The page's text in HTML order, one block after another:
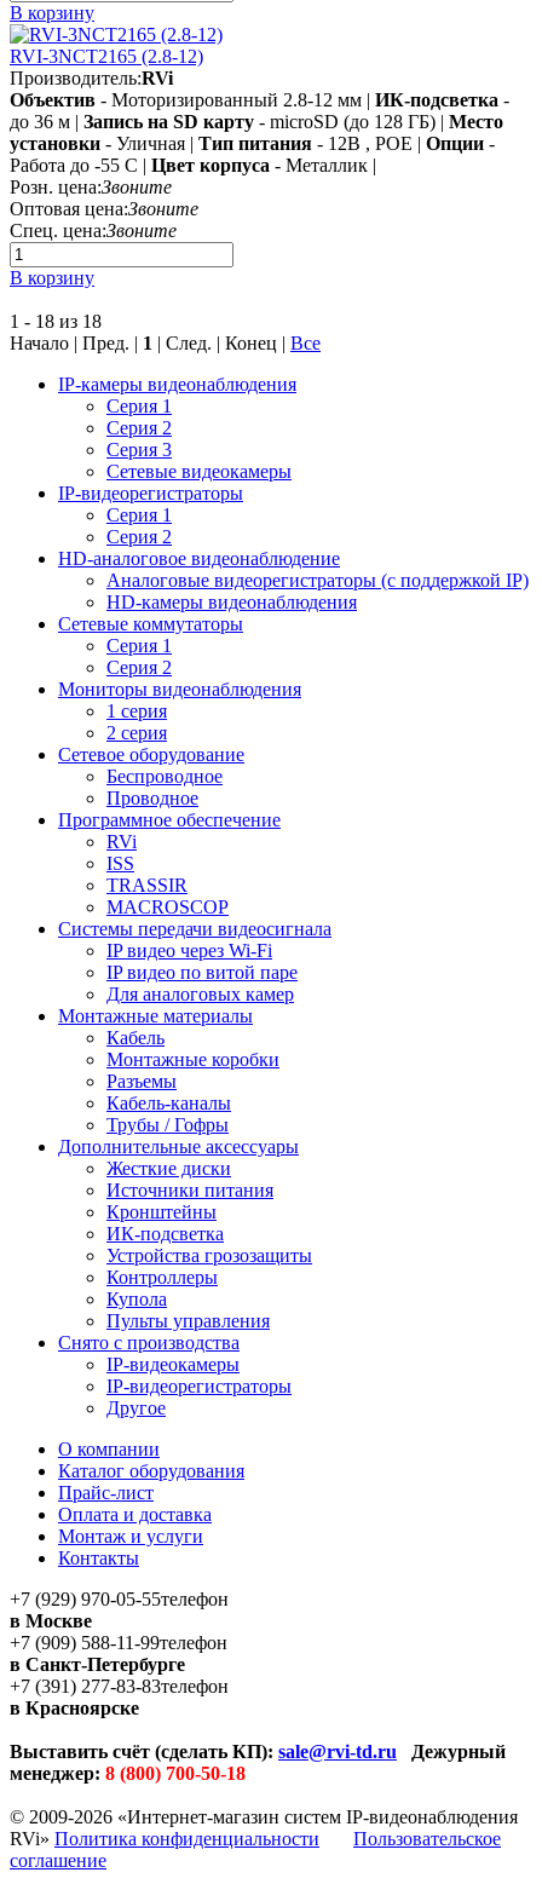
В корзину
RVI-3NCT2165 (2.8-12)
Производитель:RVi
Объектив - Моторизированный 2.8-12 мм | ИК-подсветка -
до 36 м | Запись на SD карту - microSD (до 128 ГБ) | Место
установки - Уличная | Тип питания - 12В , POE | Опции -
Работа до -55 C | Цвет корпуса - Металлик |
Розн. цена:Звоните
Оптовая цена:Звоните
Спец. цена:Звоните
В корзину
1 - 18 из 18
Начало | Пред. | 1 | След. | Конец | Все
IP-камеры видеонаблюдения
Серия 1
Серия 2
Серия 3
Сетевые видеокамеры
IP-видеорегистраторы
Серия 1
Серия 2
HD-аналоговое видеонаблюдение
Aналоговые видеорегистраторы (с поддержкой IP)
HD-камеры видеонаблюдения
Сетевые коммутаторы
Серия 1
Серия 2
Мониторы видеонаблюдения
1 серия
2 серия
Сетевое оборудование
Беспроводное
Проводное
Программное обеспечение
RVi
ISS
TRASSIR
MACROSCOP
Системы передачи видеосигнала
IP видео через Wi-Fi
IP видео по витой паре
Для аналоговых камер
Монтажные материалы
Кабель
Монтажные коробки
Разъемы
Кабель-каналы
Трубы / Гофры
Дополнительные аксессуары
Жесткие диски
Источники питания
Кронштейны
ИК-подсветка
Устройства грозозащиты
Контроллеры
Купола
Пульты управления
Снято с производства
IP-видеокамеры
IP-видеорегистраторы
Другое
О компании
Каталог оборудования
Прайс-лист
Оплата и доставка
Монтаж и услуги
Контакты
+7 (929) 970-05-55телефон
в Москве
+7 (909) 588-11-99телефон
в Санкт-Петербурге
+7 (391) 277-83-83телефон
в Красноярске
Выставить счёт (сделать КП): sale@rvi-td.ru
Дежурный
менеджер: 8 (800) 700-50-18
© 2009-2026 «Интернет-магазин систем IP-видеонаблюдения
RVi» Политика конфиденциальности
Пользовательское
соглашение